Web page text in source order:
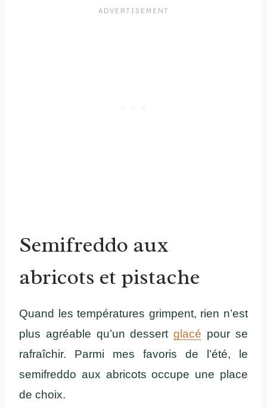
Semifreddo aux
abricots et pistache
Quand les températures grimpent, rien n’est
plus agréable qu’un dessertglacé pour se
rafraîchir. Parmi mes favoris de l’été, le
semifreddo aux abricots occupe une place
de choix.